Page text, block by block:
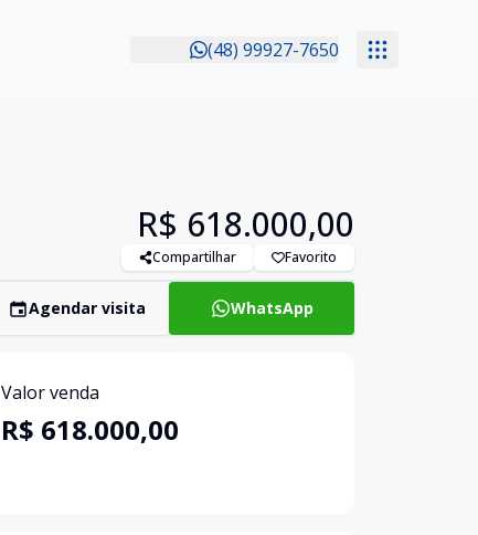
(48) 99927-7650
R$ 618.000,00
Compartilhar Favorito
Agendar visita WhatsApp
Valor venda
R$ 618.000,00